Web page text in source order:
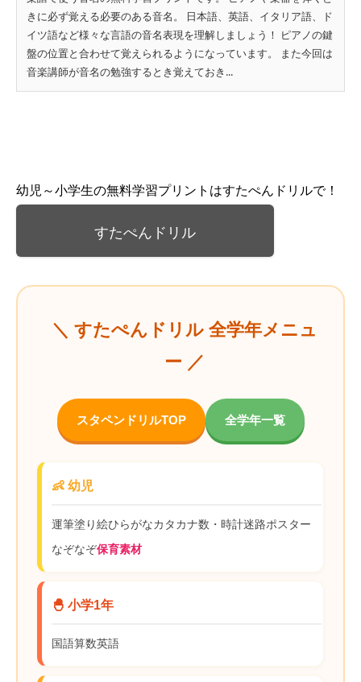
きに必ず覚える必要のある音名。 日本語、英語、イタリア語、ド
イツ語など様々な言語の音名表現を理解しましょう！ ピアノの鍵
盤の位置と合わせて覚えられるようになっています。 また今回は
音楽講師が音名の勉強するとき覚えておき...
幼児～小学生の無料学習プリントはすたぺんドリルで！
すたぺんドリル
＼ すたぺんドリル 全学年メニュ
ー ／
スタペンドリルTOP 全学年一覧
👶 幼児
運筆塗り絵ひらがなカタカナ数・時計迷路ポスター
なぞなぞ保育素材
🐣 小学1年
国語算数英語